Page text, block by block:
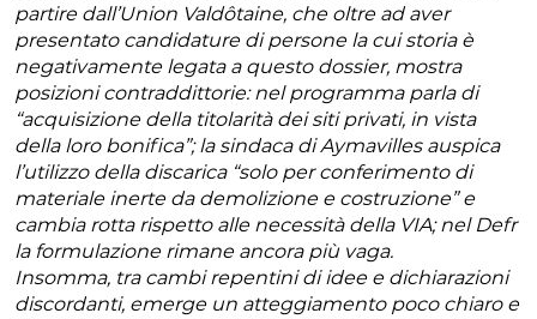
partire dall’Union Valdôtaine, che oltre ad aver
presentato candidature di persone la cui storia è
negativamente legata a questo dossier, mostra
posizioni contraddittorie: nel programma parla di
“acquisizione della titolarità dei siti privati, in vista
della loro bonifica”; la sindaca di Aymavilles auspica
l’utilizzo della discarica “solo per conferimento di
materiale inerte da demolizione e costruzione” e
cambia rotta rispetto alle necessità della VIA; nel Defr
la formulazione rimane ancora più vaga.
Insomma, tra cambi repentini di idee e dichiarazioni
discordanti, emerge un atteggiamento poco chiaro e